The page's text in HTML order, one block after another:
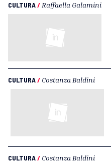
CULTURA/ Raffaella Galamini
CULTURA/ Costanza Baldini
CULTURA/ Costanza Baldini